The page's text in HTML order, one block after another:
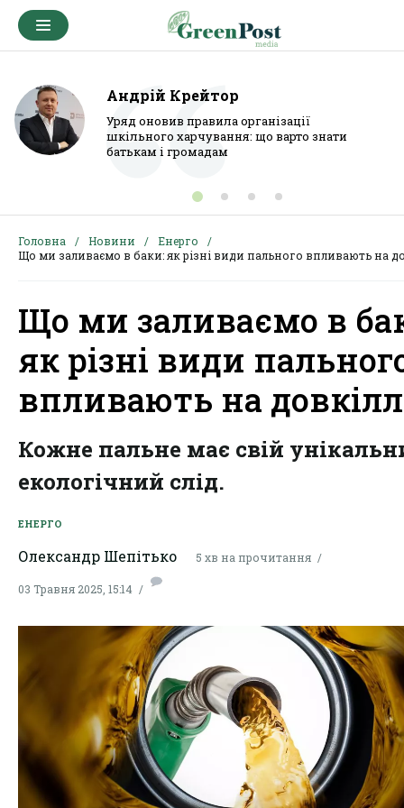
Андрій Крейтор
Уряд оновив правила організації
шкільного харчування: що варто знати
батькам і громадам
Головна Новини
Енерго
Що ми заливаємо в баки: як різні види пального впливають на
Що ми заливаємо в
як різні види
впливають на
Кожне пальне має свій
екологічний слід.
ЕНЕРГО
Олександр Шепітько 5 хв на прочитання
03 Травня 2025, 15:14